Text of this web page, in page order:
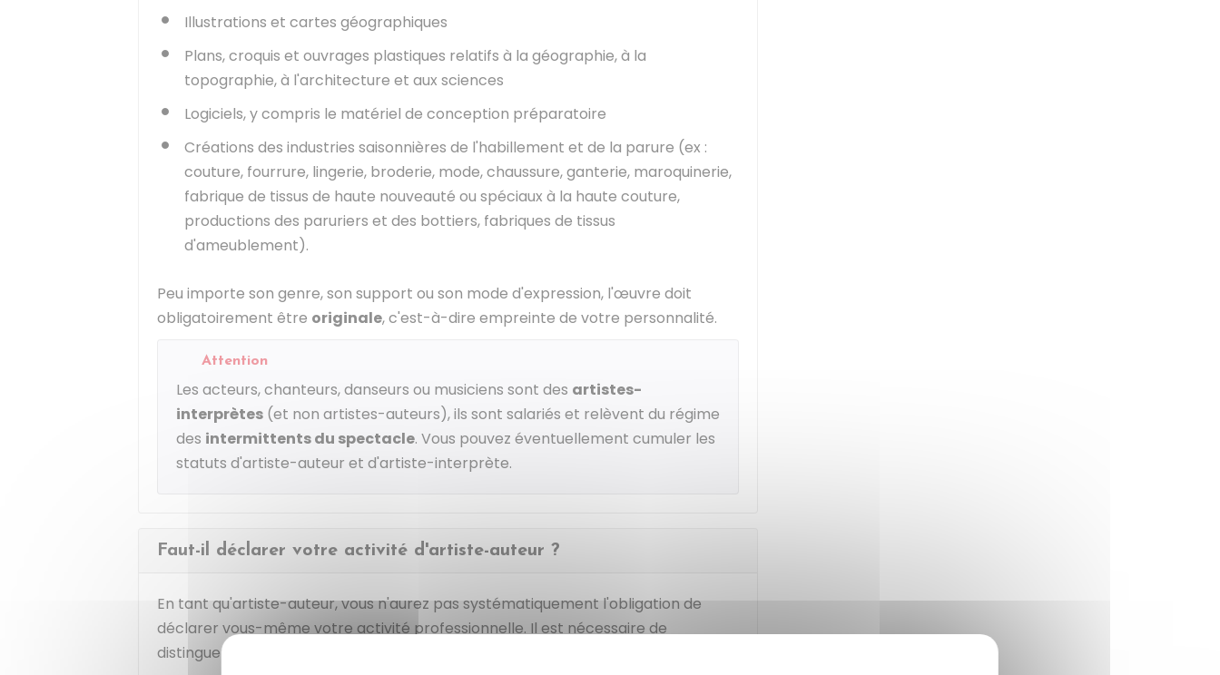
Illustrations et cartes géographiques
Plans, croquis et ouvrages plastiques relatifs à la géographie, à la
topographie, à l'architecture et aux sciences
Logiciels, y compris le matériel de conception préparatoire
Créations des industries saisonnières de l'habillement et de la parure (ex :
couture, fourrure, lingerie, broderie, mode, chaussure, ganterie, maroquinerie,
fabrique de tissus de haute nouveauté ou spéciaux à la haute couture,
productions des paruriers et des bottiers, fabriques de tissus
d'ameublement).
Peu importe son genre, son support ou son mode d'expression, l'œuvre doit
obligatoirement être originale, c'est-à-dire empreinte de votre personnalité.
Attention
Les acteurs, chanteurs, danseurs ou musiciens sont des artistes-
interprètes (et non artistes-auteurs), ils sont salariés et relèvent du régime
des intermittents du spectacle. Vous pouvez éventuellement cumuler les
statuts d'artiste-auteur et d'artiste-interprète.
Faut-il déclarer votre activité d'artiste-auteur ?
En tant qu'artiste-auteur, vous n'aurez pas systématiquement l'obligation de
déclarer vous-même votre activité professionnelle. Il est nécessaire de
distinguer